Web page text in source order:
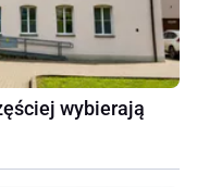
wybierają